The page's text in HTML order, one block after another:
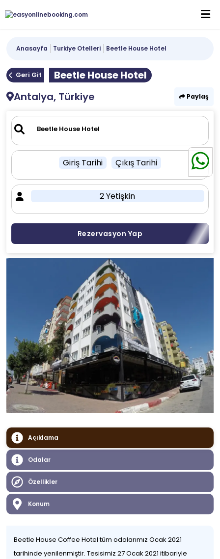
Anasayfa Turkiye Otelleri Beetle House Hotel
Geri Git
Beetle House Hotel
Antalya, Türkiye
Paylaş
Giriş Tarihi Çıkış Tarihi
2 Yetişkin
Rezervasyon Yap
Açıklama
Odalar
Özellikler
Konum
Beetle House Coffee Hotel tüm odalarımız Ocak 2021
tarihinde yenilenmiştir. Tesisimiz 27 Ocak 2021 itibariyle